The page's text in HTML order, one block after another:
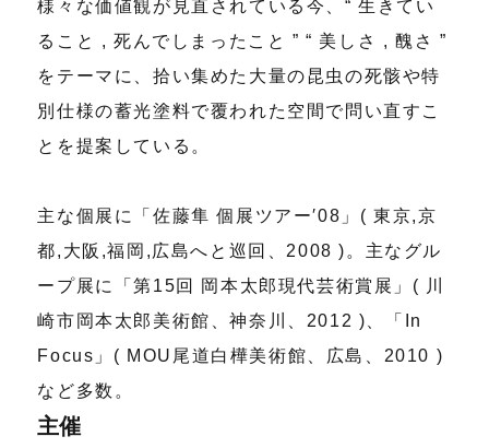
様々な価値観が見直されている今、“ 生きてい
ること , 死んでしまったこと ” “ 美しさ , 醜さ ”
をテーマに、拾い集めた大量の昆虫の死骸や特
別仕様の蓄光塗料で覆われた空間で問い直すこ
とを提案している。
主な個展に「佐藤隼 個展ツアー′08」( 東京,京
都,大阪,福岡,広島へと巡回、2008 )。主なグル
ープ展に「第15回 岡本太郎現代芸術賞展」( 川
崎市岡本太郎美術館、神奈川、2012 )、「In
Focus」( MOU尾道白樺美術館、広島、2010 )
など多数。
主催